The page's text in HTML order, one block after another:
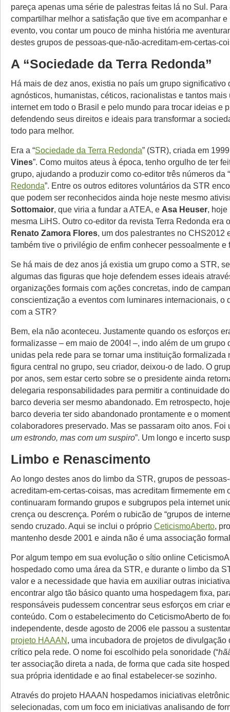
pareça apenas uma série de palestras feitas lá no Sul. Para
compartilhar melhor a satisfação que tive em acompanhar
evento, vou contar um pouco de minha história me
destes grupos de pessoas-que-não-acreditam-em-certas-
A “Sociedade da Terra Redonda”
Há mais de dez anos, existia no país um grupo significativo
agnósticos, humanistas, céticos, racionalistas e tantos mais
internet em todo o Brasil e pelo mundo para trocar ideias e
defendendo seus direitos e ideais para transformar a
todo para melhor.
Era a “Sociedade da Terra Redonda” (STR), criada em 1999
Vines”. Como muitos ateus à época, tenho orgulho de ter
grupo, ajudando a produzir como co-editor três números da “
Redonda”. Entre os outros editores voluntários da STR
que podem ser reconhecidos ainda hoje neste mesmo
Sottomaior , que viria a fundar a ATEA, e Asa Heuser ,
mesma LiHS. Outro co-editor da revista Terra Redonda era
Renato Zamora Flores , um dos palestrantes no CHS2012
também tive o privilégio de enfim conhecer pessoalmente e
Se há mais de dez anos já existia um grupo como a STR,
algumas das figuras que hoje defendem esses ideais
organizações formais com ações concretas, indo de
conscientização a eventos com luminares internacionais, o
com a STR?
Bem, ela não aconteceu. Justamente quando os esforços
formalizasse – em maio de 2004! –, indo além de um grupo
unidas pela rede para se tornar uma instituição formalizada
figura central no grupo, seu criador, deixou-o de lado. O
por anos, sem estar certo sobre se o presidente ainda
delegaria responsabilidades para permitir a continuidade
barco deveria ser mesmo abandonado. Em retrospecto,
barco deveria ter sido abandonado prontamente e o
colaboradores preservado. Mas se passaram oito anos. Foi
um estrondo, mas com um suspiro”. Um longo e incerto
Limbo e Renascimento
Ao longo destes anos do limbo da STR, grupos de
acreditam-em-certas-coisas, mas acreditam firmemente em
continuaram formando grupos e subgrupos pela internet
crença ou descrença. Porém o rubicão de “grupos de
sendo cruzado. Aqui se inclui o próprio CeticismoAberto ,
mantenho desde 2001 e ainda não é uma associação
Por algum tempo em sua evolução o sítio online
hospedado como uma área da STR, e durante o limbo da
valor e a necessidade que havia em auxiliar outras
encontrar algo tão básico quanto uma hospedagem fixa,
responsáveis pudessem concentrar seus esforços em criar
conteúdo. Com o estabelecimento do CeticismoAberto de
independente, desde agosto de 2006 ele passou a
projeto HAAAN , uma incubadora de projetos de
crítico pela rede. O nome foi escolhido pela sonoridade (“
ter associação direta a nada, de forma que cada site
sua própria identidade e ao final estabelecer-se sozinho.
Através do projeto HAAAN hospedamos iniciativas
selecionadas, com um foco em iniciativas analisando de